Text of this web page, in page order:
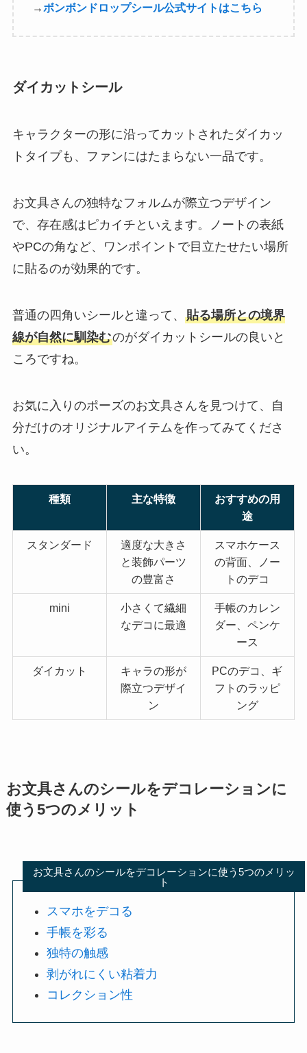
→ ボンボンドロップシール公式サイトはこちら
ダイカットシール
キャラクターの形に沿ってカットされたダイカッ
トタイプも、ファンにはたまらない一品です。
お文具さんの独特なフォルムが際立つデザイン
で、存在感はピカイチといえます。ノートの表紙
やPCの角など、ワンポイントで目立たせたい場所
に貼るのが効果的です。
普通の四角いシールと違って、 貼る場所との境界
線が自然に馴染むのがダイカットシールの良いと
ころですね。
お気に入りのポーズのお文具さんを見つけて、自
分だけのオリジナルアイテムを作ってみてくださ
い。
種類 主な特徴
おすすめの用
途
スタンダード
適度な大きさ
と装飾パーツ
の豊富さ
スマホケース
の背面、ノー
トのデコ
mini
小さくて繊細
なデコに最適
手帳のカレン
ダー、ペンケ
ース
ダイカット
キャラの形が
際立つデザイ
ン
PCのデコ、ギ
フトのラッピ
ング
お文具さんのシールをデコレーションに
使う5つのメリット
お文具さんのシールをデコレーションに使う5つのメリッ
ト
スマホをデコる
手帳を彩る
独特の触感
剥がれにくい粘着力
コレクション性